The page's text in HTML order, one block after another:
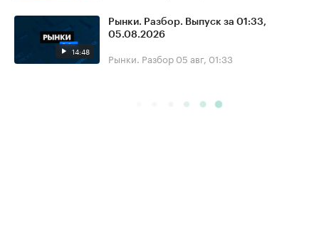
14:48
Рынки. Разбор. Выпуск за 01:33,
05.08.2026
Рынки. Разбор 05 авг, 01:33